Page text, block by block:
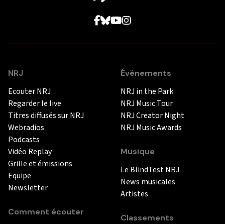
NRJ
Ecouter NRJ
Regarder le live
Titres diffusés sur NRJ
Webradios
Podcasts
Vidéo Replay
Grille et émissions
Equipe
Newsletter
Comment écouter
Événements
NRJ in the Park
NRJ Music Tour
NRJ Creator Night
NRJ Music Awards
Musique
Le BlindTest NRJ
News musicales
Artistes
Classements